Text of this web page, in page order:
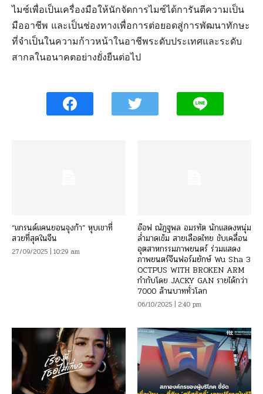
ไมซ์เพื่อเป็นเครื่องมือให้นักจัดการไมซ์ได้การันตีความเป็น
มืออาชีพ และเป็นช่องทางเพื่อการต่อยอดสู่การพัฒนาทักษะ
ที่จำเป็นในความก้าวหน้าในอาชีพระดับประเทศและระดับ
สากลในอนาคตอย่างยั่งยืนต่อไป
“แกรนด์แคนยอนจุงก้า” หุบเขาที่
สวยที่สุดในจีน
27/09/2025 | 10:29 am
อ๊อฟ ณัฏฐพล อมรทัต นักแสดงหนุ่ม
ล่ำมาดเข้ม สายเลือดไทย ขับเคลื่อน
อุตสาหกรรมภาพยนตร์ ร่วมแสดง
ภาพยนตร์จีนฟอร์มยักษ์ Wu Sha 3
OCTPUS WITH BROKEN ARM
กำกับโดย JACKY GAN รายได้กว่า
7000 ล้านบาททั่วโลก
06/10/2025 | 2:40 pm